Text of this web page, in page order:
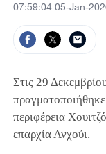
07:59:04 05-Jan-
Στις 29
περιφέρεια
επαρχία Ανχούι.